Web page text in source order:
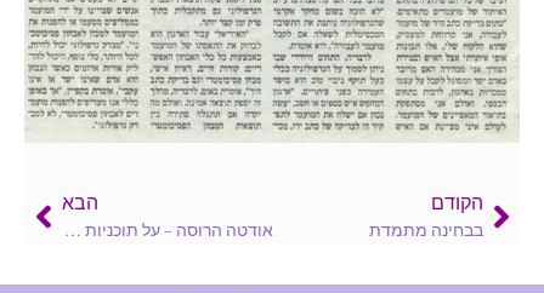
הקודם
בבחינה מתמדת
הבא
אודטה הרוסה – על תוכניות היעוץ של אודטה, חנה קורן וכדומה